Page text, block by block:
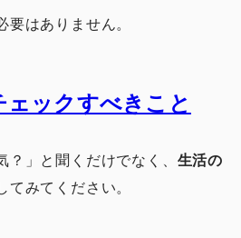
要はありません。
ェックすべきこと
？」と聞くだけでなく、 生活の
てみてください。